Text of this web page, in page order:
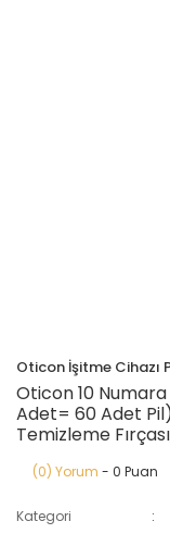
Oticon İşitme Cihazı
Oticon 10 Numara
Adet= 60 Adet Pil)
Temizleme
(0) Yorum - 0 Puan
Kategori